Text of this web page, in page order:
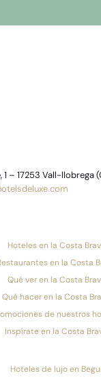
1 – 17253 Vall-llobrega
Hoteles en la Costa
en la Costa
Qué ver en la Costa
Qué hacer en la Costa
de nuestros
Inspírate en la Costa
Hoteles de lujo en